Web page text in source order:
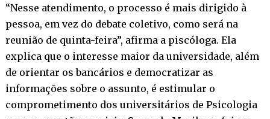
“Nesse atendimento, o processo é mais dirigido à
pessoa, em vez do debate coletivo, como será na
reunião de quinta-feira”, afirma a piscóloga. Ela
explica que o interesse maior da universidade, além
de orientar os bancários e democratizar as
informações sobre o assunto, é estimular o
comprometimento dos universitários de Psicologia